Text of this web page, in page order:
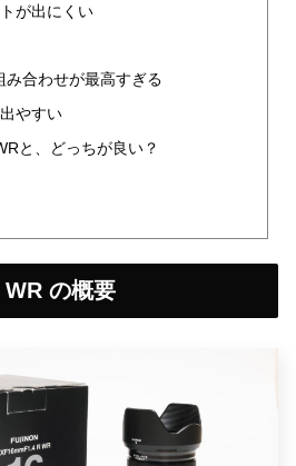
が出にくい
み合わせが最高すぎる
やすい
と、どっちが良い？
の概要